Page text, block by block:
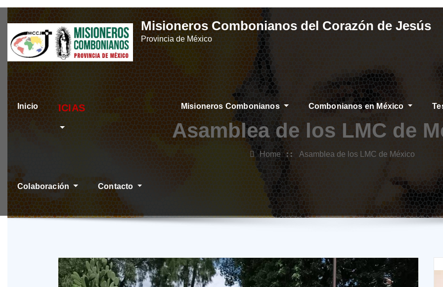
Skip
content
Misioneros Combonianos del Corazón de Jesús
Provincia de México
Inicio ÚLTIMAS NOTICIASMisioneros Combonianos Combonianos en México
Colaboración Contacto
Asamblea de los LMC de
Home Asamblea de los LMC de México